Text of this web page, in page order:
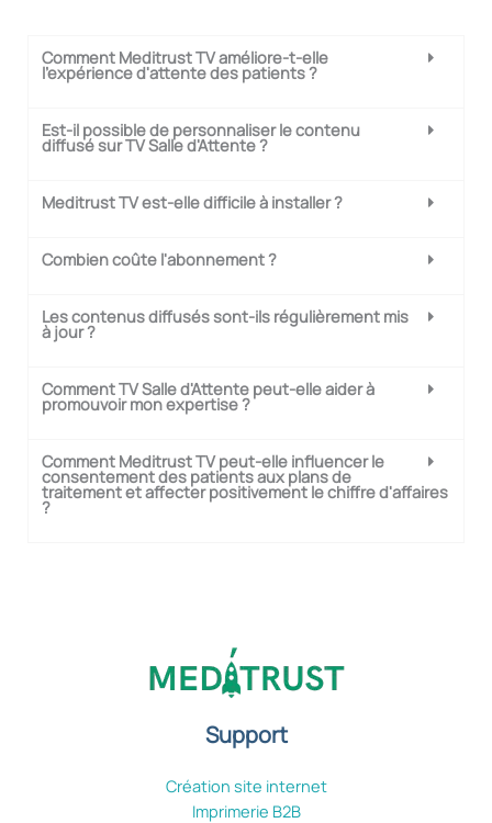
Comment Meditrust TV améliore-t-elle
l'expérience d'attente des patients ?
Est-il possible de personnaliser le contenu
diffusé sur TV Salle d'Attente ?
Meditrust TV est-elle difficile à installer ?
Combien coûte l'abonnement ?
Les contenus diffusés sont-ils régulièrement mis
à jour ?
Comment TV Salle d'Attente peut-elle aider à
promouvoir mon expertise ?
Comment Meditrust TV peut-elle influencer le
consentement des patients aux plans de
traitement et affecter positivement le chiffre d'affaires
?
Support
Création site internet
Imprimerie B2B